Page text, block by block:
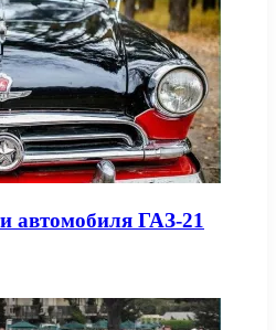
автомобиля ГАЗ-21